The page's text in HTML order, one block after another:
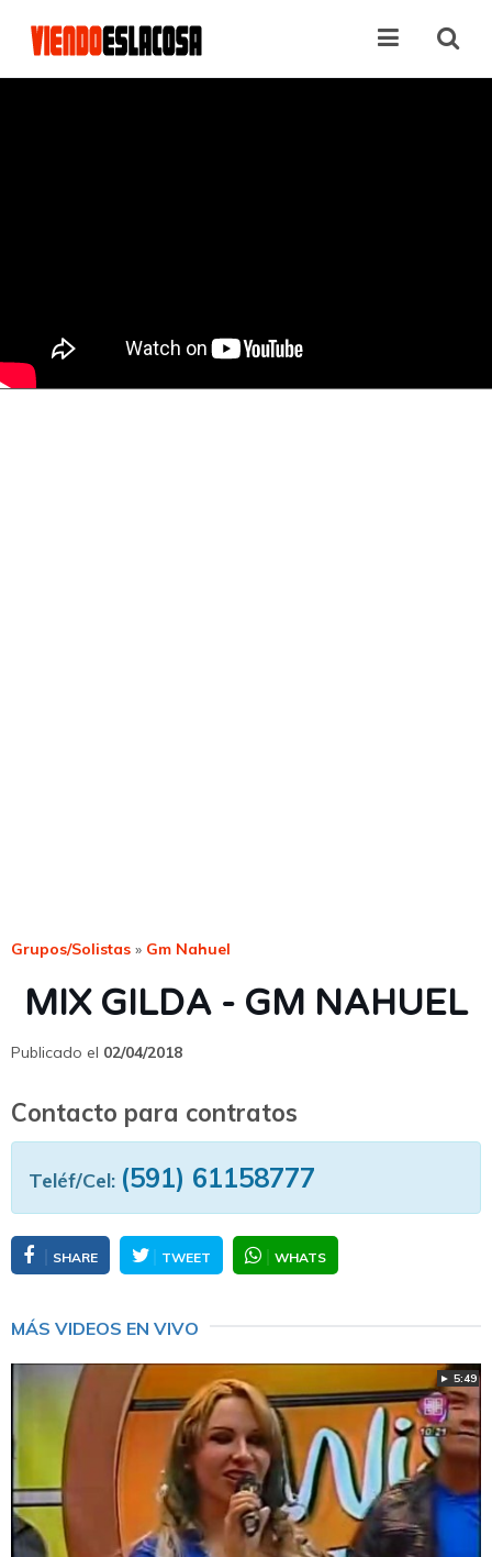
Grupos/Solistas » Gm Nahuel
MIX GILDA - GM NAHUEL
Publicado el 02/04/2018
Contacto para contratos
Teléf/Cel: (591) 61158777
SHARE TWEET WHATS
MÁS VIDEOS EN VIVO
► 5:49